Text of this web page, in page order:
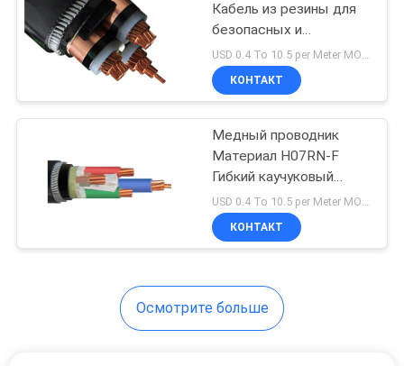
Кабель в
резиновой
изоляции
Кабель из резины для
безопасных и
электрических
соединений в
промышленных
КОНТАКТ
Медный проводник
Материал H07RN-F
Гибкий каучуковый
кабель питания
1.5mm2-400mm2 Для
промышленных
КОНТАКТ
Осмотрите больше